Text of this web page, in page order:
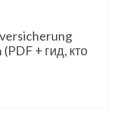
+ гид, кто